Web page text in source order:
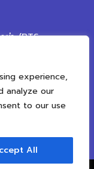
experience,
analyze our
to our use
All
า (BTS
มหานคร
อยเจริญนคร
คร 10600